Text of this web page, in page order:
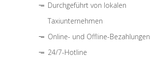
Durchgeführt von lokalen
Taxiunternehmen
Online- und Offline-Bezahlungen
24/7-Hotline